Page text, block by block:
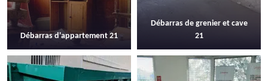
Débarras d'appartement 21
Débarras de grenier et cave
21